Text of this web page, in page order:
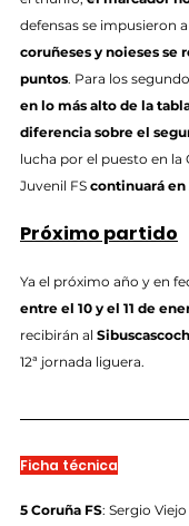
defensas se impusieron
coruñeses y noieses se
puntos. Para los
en lo más alto de la
diferencia sobre el
lucha por el puesto en la
Juvenil FS continuará en
Próximo partido
Ya el próximo año y en
entre el 10 y el 11 de
recibirán al
12ª jornada liguera.
Ficha técnica
5 Coruña FS: Sergio